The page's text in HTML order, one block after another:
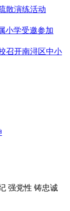
散演练活动
小学受邀参加
召开南浔区中小
强党性 铸忠诚